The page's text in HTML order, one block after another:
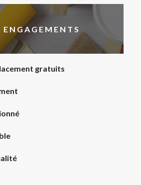
ENGAGEMENTS
gratuits